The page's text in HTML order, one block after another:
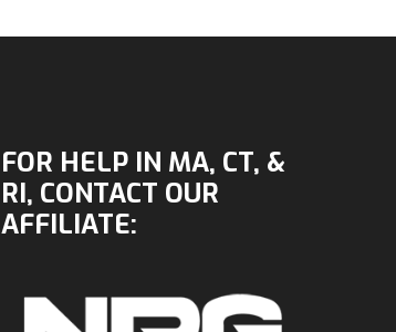
FOR HELP IN MA, CT, &
RI, CONTACT OUR
AFFILIATE: